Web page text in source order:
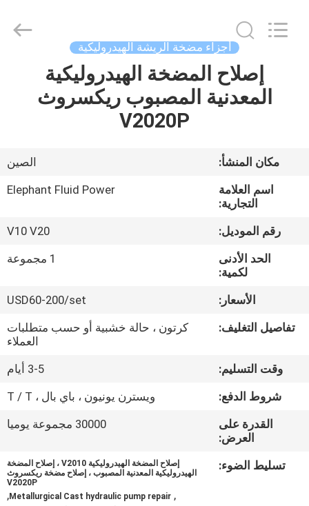
معلومات
جولة
المعمل
الجودة
اتصل
أخبار
Co.,Ltd.
أجزاء مضخة الريشة الهيدروليكية
إصلاح المضخة الهيدروليكية
المعدنية المصبوب ريكسروث
V2020P
مكان المنشأ:
الصين
اسم العلامة
التجارية:
Elephant Fluid Power
رقم الموديل:
V10 V20
الحد الأدنى
لكمية:
1 مجموعة
الأسعار:
USD60-200/set
تفاصيل التغليف:
كرتون ، حالة خشبية أو حسب متطلبات
العملاء
وقت التسليم:
3-5 أيام
شروط الدفع:
ويسترن يونيون ، باي بال ، T / T
القدرة على
العرض:
30000 مجموعة يوميا
تسليط الضوء:
إصلاح المضخة الهيدروليكية V2010 ، إصلاح المضخة
الهيدروليكية المعدنية المصبوب ، إصلاح مضخة ريكسروث
V2020P
,
Metallurgical Cast hydraulic pump repair
,